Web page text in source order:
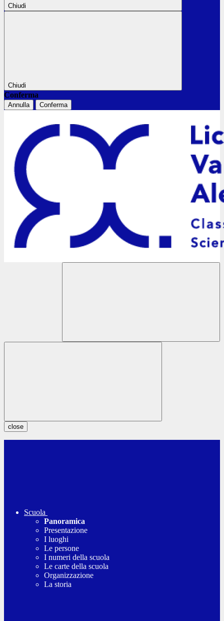
Chiudi
Chiudi
Conferma
Annulla Conferma
close
Scuola
Panoramica
Presentazione
I luoghi
Le persone
I numeri della scuola
Le carte della scuola
Organizzazione
La storia